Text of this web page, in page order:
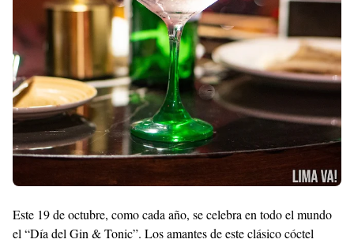
Este 19 de octubre, como cada año, se celebra en todo el mundo
el “Día del Gin & Tonic”. Los amantes de este clásico cóctel